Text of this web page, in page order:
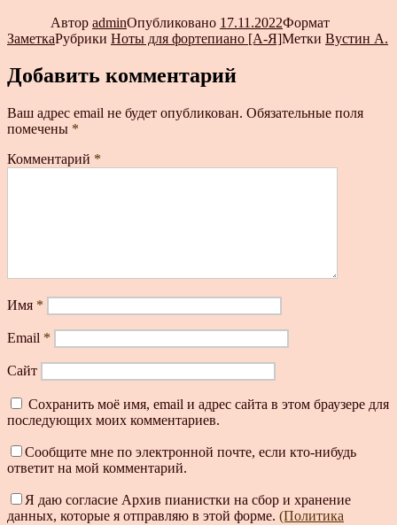
Автор adminОпубликовано 17.11.2022Формат
ЗаметкаРубрики Ноты для фортепиано [А-Я]Метки Вустин А.
Добавить комментарий
Ваш адрес email не будет опубликован. Обязательные поля
помечены *
Комментарий *
Имя *
Email *
Сайт
Сохранить моё имя, email и адрес сайта в этом браузере для
последующих моих комментариев.
Сообщите мне по электронной почте, если кто-нибудь
ответит на мой комментарий.
Я даю согласие Архив пианистки на сбор и хранение
данных, которые я отправляю в этой форме. (Политика